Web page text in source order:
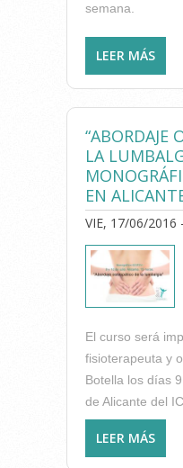
semana.
LEER MÁS
DE
“ABORDAJE
LA
EN
VIE, 17/06/2016
El curso será
fisioterapeuta y
Botella los días
de Alicante del
LEER MÁS